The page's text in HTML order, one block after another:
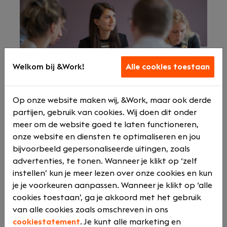
Werken bij BCE?
Alle BCE’ers werken verspreid door het hele land
en voeren opdrachten uit bij allerlei
opdrachtgevers, voornamelijk bedrijven in de
zorg en het mkb+. Ook al werken ze veel op
afstand van elkaar, toch zijn ze een hecht team.
Elke twee weken komen ze samen op het mooie
kantoor in Bilthoven voor een BCE-dag. Op die
dag geven ze kennis door, werken ze samen aan
projecten en maken ze vooral veel lol.
Daarnaast maken ze tijd voor ontspanning en
plezier tijdens o.a. pubquizes, rolling dinners en
toffe uitjes.
Welkom bij &Work! Alle cookies toestaan
Op onze website maken wij, &Work, maar ook derde
partijen, gebruik van cookies. Wij doen dit onder
meer om de website goed te laten functioneren,
onze website en diensten te optimaliseren en jou
bijvoorbeeld gepersonaliseerde uitingen, zoals
advertenties, te tonen. Wanneer je klikt op ‘zelf
instellen’ kun je meer lezen over onze cookies en kun
je je voorkeuren aanpassen. Wanneer je klikt op ‘alle
cookies toestaan’, ga je akkoord met het gebruik
van alle cookies zoals omschreven in ons
cookiestatement. Je kunt alle marketing en